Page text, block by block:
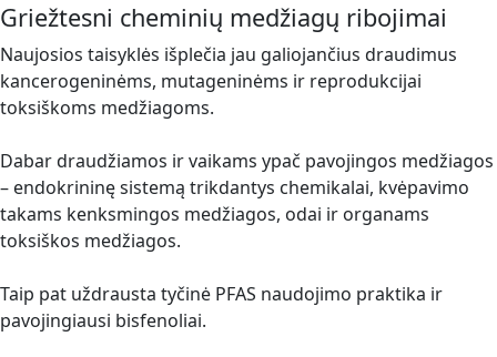
Griežtesni cheminių medžiagų ribojimai
Naujosios taisyklės išplečia jau galiojančius draudimus
kancerogeninėms, mutageninėms ir reprodukcijai
toksiškoms medžiagoms.
Dabar draudžiamos ir vaikams ypač pavojingos medžiagos
– endokrininę sistemą trikdantys chemikalai, kvėpavimo
takams kenksmingos medžiagos, odai ir organams
toksiškos medžiagos.
Taip pat uždrausta tyčinė PFAS naudojimo praktika ir
pavojingiausi bisfenoliai.